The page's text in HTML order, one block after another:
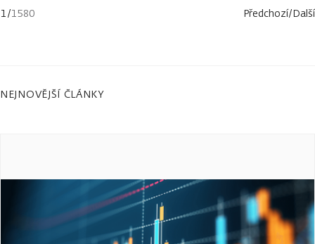
1/1580 Předchozí/Další
NEJNOVĚJŠÍ ČLÁNKY